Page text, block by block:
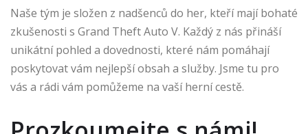
Naše tým je složen z nadšenců do her, kteří mají bohaté
zkušenosti s Grand Theft Auto V. Každý z nás přináší
unikátní pohled a dovednosti, které nám pomáhají
poskytovat vám nejlepší obsah a služby. Jsme tu pro
vás a rádi vám pomůžeme na vaší herní cestě.